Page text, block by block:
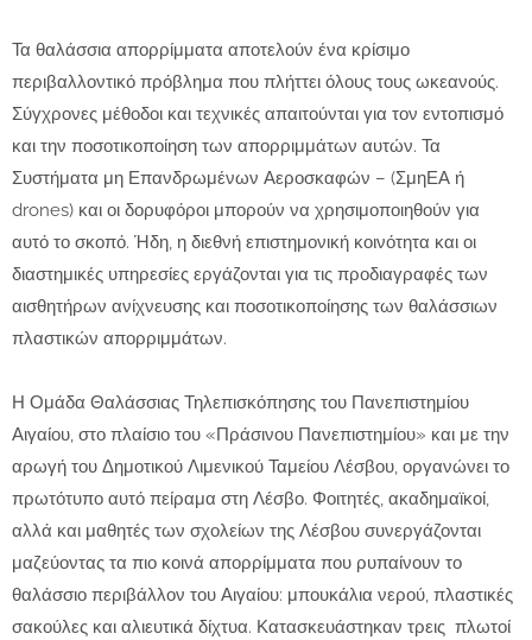
Τα θαλάσσια απορρίμματα αποτελούν ένα κρίσιμο
περιβαλλοντικό πρόβλημα που πλήττει όλους τους ωκεανούς.
Σύγχρονες μέθοδοι και τεχνικές απαιτούνται για τον εντοπισμό
και την ποσοτικοποίηση των απορριμμάτων αυτών. Τα
Συστήματα μη Επανδρωμένων Αεροσκαφών – (ΣμηΕΑ ή
drones) και οι δορυφόροι μπορούν να χρησιμοποιηθούν για
αυτό το σκοπό. Ήδη, η διεθνή επιστημονική κοινότητα και οι
διαστημικές υπηρεσίες εργάζονται για τις προδιαγραφές των
αισθητήρων ανίχνευσης και ποσοτικοποίησης των θαλάσσιων
πλαστικών απορριμμάτων.
Η Ομάδα Θαλάσσιας Τηλεπισκόπησης του Πανεπιστημίου
Αιγαίου, στο πλαίσιο του «Πράσινου Πανεπιστημίου» και με την
αρωγή του Δημοτικού Λιμενικού Ταμείου Λέσβου, οργανώνει το
πρωτότυπο αυτό πείραμα στη Λέσβο. Φοιτητές, ακαδημαϊκοί,
αλλά και μαθητές των σχολείων της Λέσβου συνεργάζονται
μαζεύοντας τα πιο κοινά απορρίμματα που ρυπαίνουν το
θαλάσσιο περιβάλλον του Αιγαίου: μπουκάλια νερού, πλαστικές
σακούλες και αλιευτικά δίχτυα. Κατασκευάστηκαν τρεις πλωτοί